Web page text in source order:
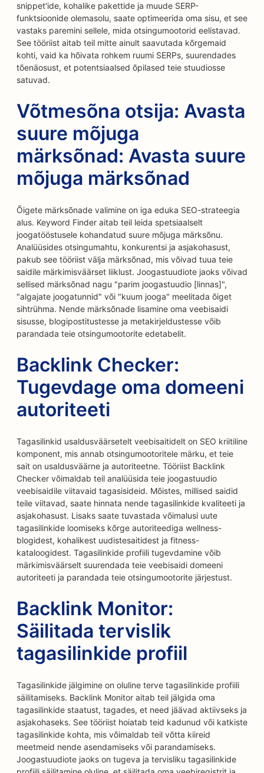
snippet'ide, kohalike pakettide ja muude SERP-
funktsioonide olemasolu, saate optimeerida oma sisu, et see
vastaks paremini sellele, mida otsingumootorid eelistavad.
See tööriist aitab teil mitte ainult saavutada kõrgemaid
kohti, vaid ka hõivata rohkem ruumi SERPs, suurendades
tõenäosust, et potentsiaalsed õpilased teie stuudiosse
satuvad.
Võtmesõna otsija: Avasta
suure mõjuga
märksõnad: Avasta suure
mõjuga märksõnad
Õigete märksõnade valimine on iga eduka SEO-strateegia
alus. Keyword Finder aitab teil leida spetsiaalselt
joogatööstusele kohandatud suure mõjuga märksõnu.
Analüüsides otsingumahtu, konkurentsi ja asjakohasust,
pakub see tööriist välja märksõnad, mis võivad tuua teie
saidile märkimisväärset liiklust. Joogastuudiote jaoks võivad
sellised märksõnad nagu "parim joogastuudio [linnas]",
"algajate joogatunnid" või "kuum jooga" meelitada õiget
sihtrühma. Nende märksõnade lisamine oma veebisaidi
sisusse, blogipostitustesse ja metakirjeldustesse võib
parandada teie otsingumootorite edetabelit.
Backlink Checker:
Tugevdage oma domeeni
autoriteeti
Tagasilinkid usaldusväärsetelt veebisaitidelt on SEO kriitiline
komponent, mis annab otsingumootoritele märku, et teie
sait on usaldusväärne ja autoriteetne. Tööriist Backlink
Checker võimaldab teil analüüsida teie joogastuudio
veebisaidile viitavaid tagasisideid. Mõistes, millised saidid
teile viitavad, saate hinnata nende tagasilinkide kvaliteeti ja
asjakohasust. Lisaks saate tuvastada võimalusi uute
tagasilinkide loomiseks kõrge autoriteediga wellness-
blogidest, kohalikest uudistesaitidest ja fitness-
kataloogidest. Tagasilinkide profiili tugevdamine võib
märkimisväärselt suurendada teie veebisaidi domeeni
autoriteeti ja parandada teie otsingumootorite järjestust.
Backlink Monitor:
Säilitada tervislik
tagasilinkide profiil
Tagasilinkide jälgimine on oluline terve tagasilinkide profiili
säilitamiseks. Backlink Monitor aitab teil jälgida oma
tagasilinkide staatust, tagades, et need jäävad aktiivseks ja
asjakohaseks. See tööriist hoiatab teid kadunud või katkiste
tagasilinkide kohta, mis võimaldab teil võtta kiireid
meetmeid nende asendamiseks või parandamiseks.
Joogastuudiote jaoks on tugeva ja tervisliku tagasilinkide